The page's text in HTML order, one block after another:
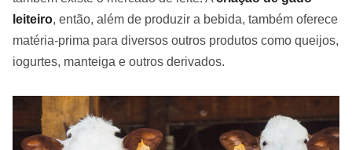
leiteiro, então, além de produzir a bebida, também oferece
matéria-prima para diversos outros produtos como queijos,
iogurtes, manteiga e outros derivados.